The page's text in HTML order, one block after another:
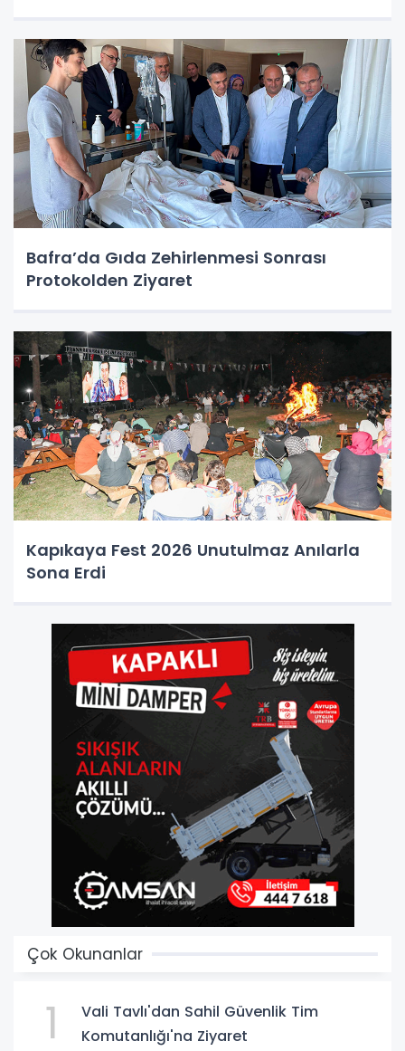
Bafra’da Gıda Zehirlenmesi Sonrası
Protokolden Ziyaret
Kapıkaya Fest 2026 Unutulmaz Anılarla
Sona Erdi
Çok Okunanlar
1
Vali Tavlı'dan Sahil Güvenlik Tim
Komutanlığı'na Ziyaret